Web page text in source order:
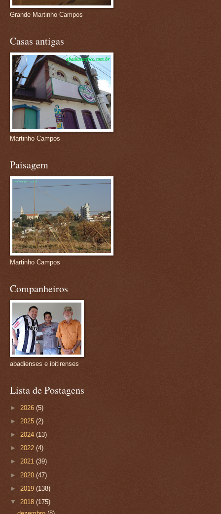
Grande Martinho Campos
Casas antigas
Martinho Campos
Paisagem
Martinho Campos
Companheiros
abadienses e ibitirenses
Lista de Postagens
► 2026 (5)
► 2025 (2)
► 2024 (13)
► 2022 (4)
► 2021 (39)
► 2020 (47)
► 2019 (138)
▼ 2018 (175)